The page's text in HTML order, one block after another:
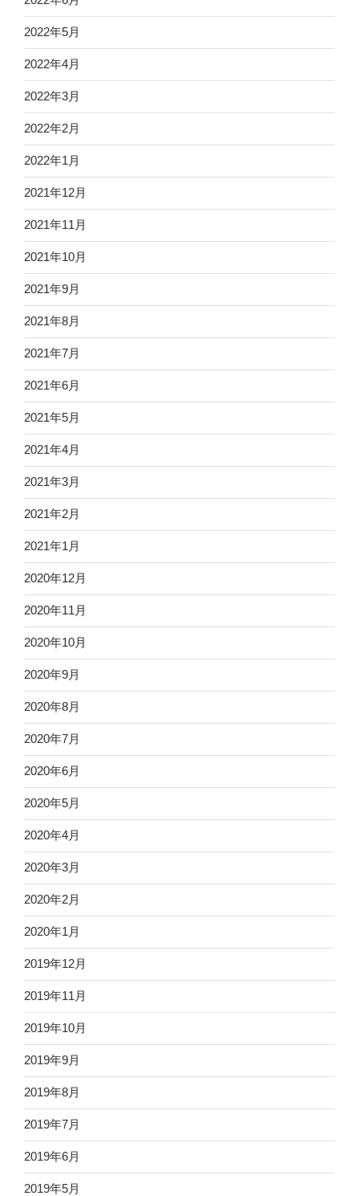
2022年5月
2022年4月
2022年3月
2022年2月
2022年1月
2021年12月
2021年11月
2021年10月
2021年9月
2021年8月
2021年7月
2021年6月
2021年5月
2021年4月
2021年3月
2021年2月
2021年1月
2020年12月
2020年11月
2020年10月
2020年9月
2020年8月
2020年7月
2020年6月
2020年5月
2020年4月
2020年3月
2020年2月
2020年1月
2019年12月
2019年11月
2019年10月
2019年9月
2019年8月
2019年7月
2019年6月
2019年5月